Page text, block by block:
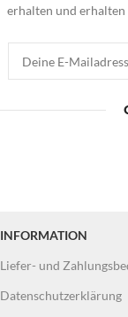
erhalten und erhalten
INFORMATION
Liefer- und
Datenschutzerklärung